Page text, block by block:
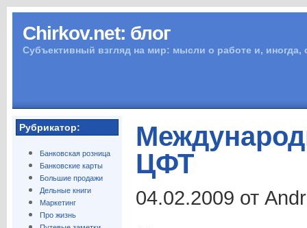
Chirkov.net: блог
Субъективный взгляд на мир: мысли о работе и,
Рубрикатор:
Банковская розница
Банковские карты
Большие продажи
Дельные книги
Маркетинг
Про жизнь
ЦФТ
04.02.2009 от